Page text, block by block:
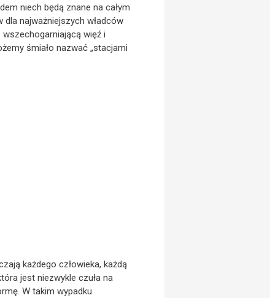
niech będą znane na całym
dla najważniejszych władców
więź i
śmiało nazwać „stacjami
każdego człowieka, każdą
jest niezwykle czuła na
W takim wypadku